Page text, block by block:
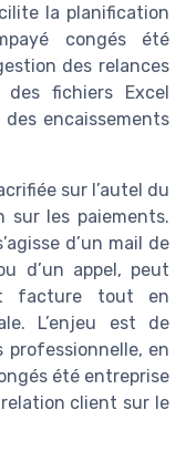
la planification
congés été
des relances
fichiers Excel
encaissements
sur l’autel du
sur les paiements.
d’un mail de
d’un appel, peut
facture tout en
L’enjeu est de
professionnelle, en
été entreprise
client sur le